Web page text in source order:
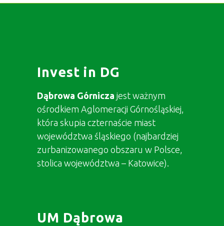
Invest in DG
Dąbrowa Górnicza jest ważnym
ośrodkiem Aglomeracji Górnośląskiej,
która skupia czternaście miast
województwa śląskiego (najbardziej
zurbanizowanego obszaru w Polsce,
stolica województwa – Katowice).
UM Dąbrowa